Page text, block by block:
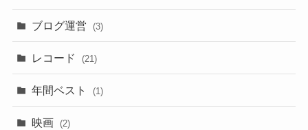
ブログ運営 (3)
レコード (21)
年間ベスト (1)
映画 (2)